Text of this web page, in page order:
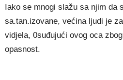
Iako se mnogi slažu sa njim da
sa.tan.izovane, većina ljudi je
vidjela, 0suđujući ovog oca
opasnost.